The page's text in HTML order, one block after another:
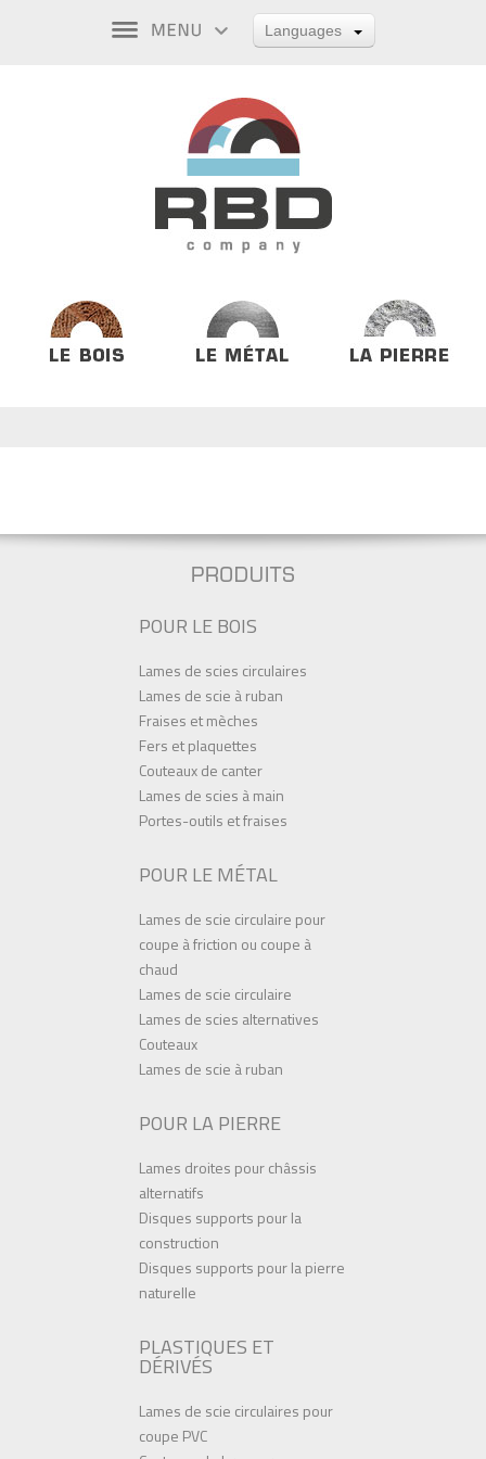
Languages
POUR LE BOIS
Lames de scies circulaires
Lames de scie à ruban
Fraises et mèches
Fers et plaquettes
Couteaux de canter
Lames de scies à main
Portes-outils et fraises
POUR LE MÉTAL
Lames de scie circulaire pour
coupe à friction ou coupe à
chaud
Lames de scie circulaire
Lames de scies alternatives
Couteaux
Lames de scie à ruban
POUR LA PIERRE
Lames droites pour châssis
alternatifs
Disques supports pour la
construction
Disques supports pour la pierre
naturelle
PLASTIQUES ET
DÉRIVÉS
Lames de scie circulaires pour
coupe PVC